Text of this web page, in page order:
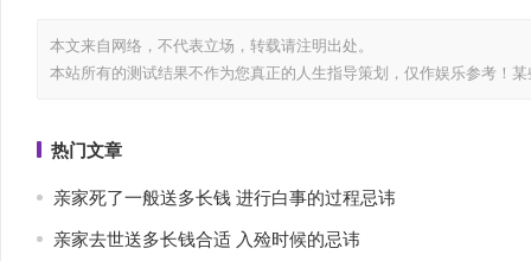
本文来自网络，不代表立场，转载请注明出处。
本站所有的测试结果不作为您真正的人生指导策划，仅作娱乐参考！
热门文章
亲家死了一般送多长钱 进行白事的过程忌讳
亲家去世送多长钱合适 入殓时候的忌讳